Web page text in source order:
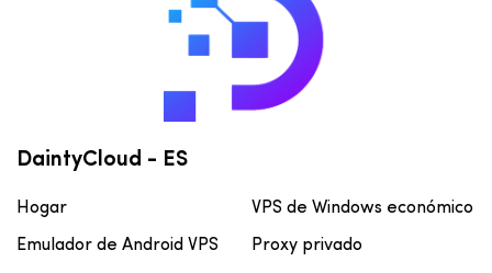
DaintyCloud - ES
Hogar VPS de Windows económico
Emulador de Android VPS Proxy privado